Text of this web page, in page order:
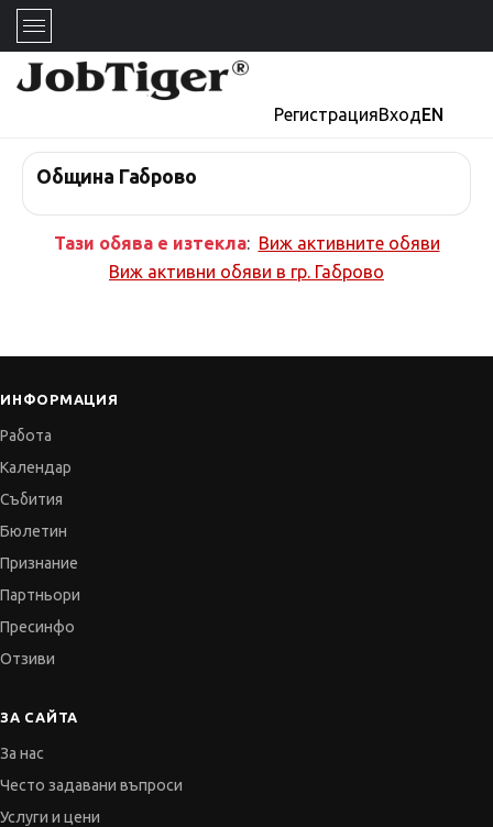
РегистрацияВходEN
Община Габрово
Тази обява е изтекла: Виж активните обяви
Виж активни обяви в гр. Габрово
ИНФОРМАЦИЯ
Работа
Календар
Събития
Бюлетин
Признание
Партньори
Пресинфо
Отзиви
ЗА САЙТА
За нас
Често задавани въпроси
Услуги и цени